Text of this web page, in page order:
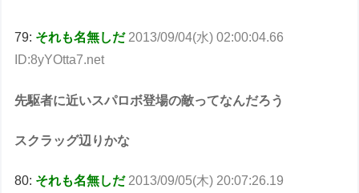
79: それも名無しだ 2013/09/04(水) 02:00:04.66
ID:8yYOtta7.net
先駆者に近いスパロボ登場の敵ってなんだろう
スクラッグ辺りかな
80: それも名無しだ 2013/09/05(木) 20:07:26.19